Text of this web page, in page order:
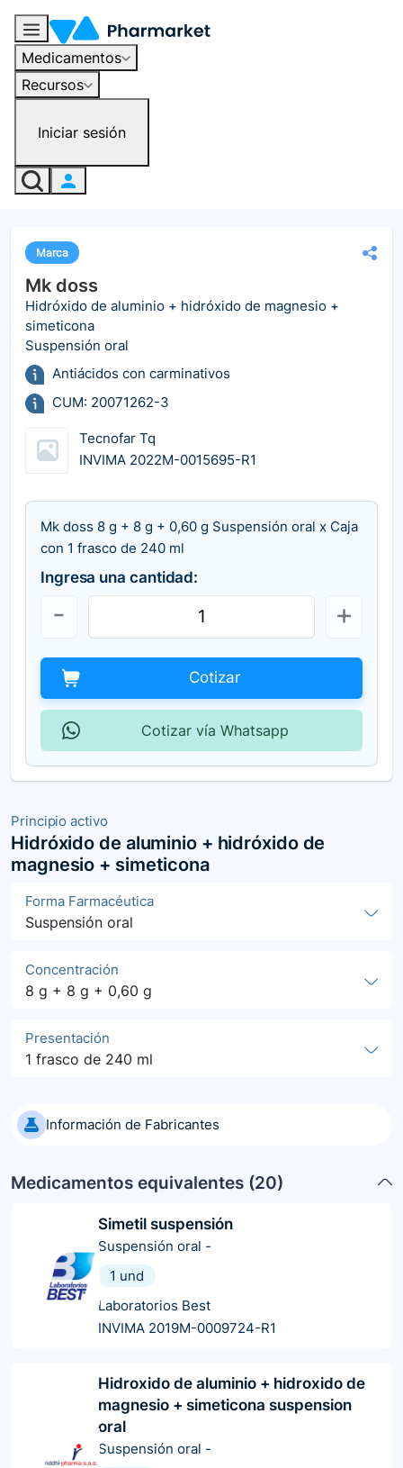
Medicamentos
Recursos
Iniciar sesión
Principio activo
Hidróxido de aluminio + hidróxido de
magnesio + simeticona
Forma Farmacéutica
Suspensión oral
Concentración
8 g + 8 g + 0,60 g
Presentación
1 frasco de 240 ml
Información de Fabricantes
Medicamentos equivalentes (20)
Simetil suspensión
Suspensión oral -
1 und
Laboratorios Best
INVIMA 2019M-0009724-R1
Hidroxido de aluminio + hidroxido de
magnesio + simeticona suspension
oral
Suspensión oral -
Marca
Mk doss
Hidróxido de aluminio + hidróxido de magnesio +
simeticona
Suspensión oral
Antiácidos con carminativos
CUM: 20071262-3
Tecnofar Tq
INVIMA 2022M-0015695-R1
Mk doss 8 g + 8 g + 0,60 g Suspensión oral x Caja
con 1 frasco de 240 ml
Ingresa una cantidad:
Cotizar
Cotizar vía Whatsapp